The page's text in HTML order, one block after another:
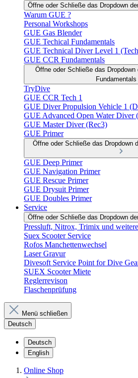
Öffne oder Schließe das Dropdown
Warum GUE ?
Personal Workshops
GUE Gas Blender
GUE Techical Fundamentals
GUE Technical Diver Level 1
GUE CCR Fundamentals
Öffne oder Schließe das
Fundamentals
TryDive
GUE CCR Tech 1
GUE Diver Propulsion Vehicle 1
GUE Advanced Open Water Diver
GUE Master Diver (Rec3)
GUE Primer
Öffne oder Schließe das Dropdown
GUE Deep Primer
GUE Navigation Primer
GUE Rescue Primer
GUE Drysuit Primer
GUE Doubles Primer
Service
Öffne oder Schließe das Dropdown
Pressluft, Nitrox, Trimix und
Suex Scooter Service
Rofos Manchettenwechsel
Laser Gravur
Divesoft Service Point for Dive
SUEX Scooter Miete
Reglerrevison
Flaschenprüfung
Menü schließen
Deutsch
Deutsch
English
Online Shop